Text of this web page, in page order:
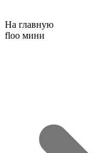
На главную
floo мини